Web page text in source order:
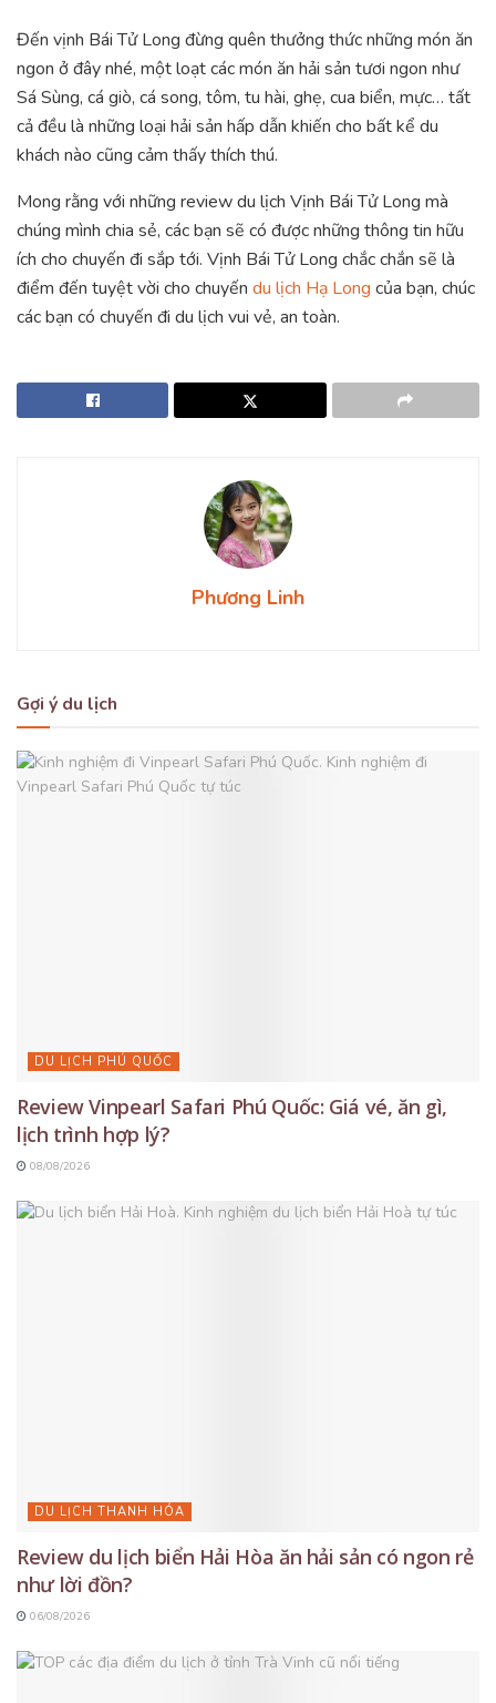
Đến vịnh Bái Tử Long đừng quên thưởng thức những món ăn
ngon ở đây nhé, một loạt các món ăn hải sản tươi ngon như
Sá Sùng, cá giò, cá song, tôm, tu hài, ghẹ, cua biển, mực… tất
cả đều là những loại hải sản hấp dẫn khiến cho bất kể du
khách nào cũng cảm thấy thích thú.
Mong rằng với những review du lịch Vịnh Bái Tử Long mà
chúng mình chia sẻ, các bạn sẽ có được những thông tin hữu
ích cho chuyến đi sắp tới. Vịnh Bái Tử Long chắc chắn sẽ là
điểm đến tuyệt vời cho chuyến du lịch Hạ Long của bạn, chúc
các bạn có chuyến đi du lịch vui vẻ, an toàn.
Phương Linh
Gợi ý du lịch
DU LỊCH PHÚ QUỐC
Review Vinpearl Safari Phú Quốc: Giá vé, ăn gì,
lịch trình hợp lý?
08/08/2026
DU LỊCH THANH HÓA
Review du lịch biển Hải Hòa ăn hải sản có ngon rẻ
như lời đồn?
06/08/2026